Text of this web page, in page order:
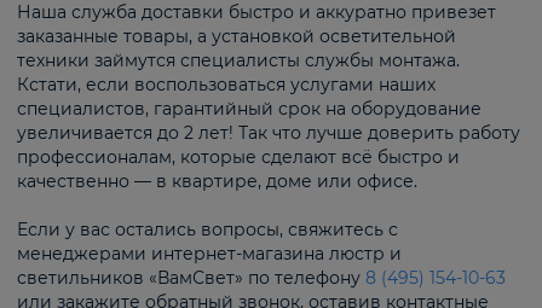
Наша служба доставки быстро и аккуратно привезет
заказанные товары, а установкой осветительной
техники займутся специалисты службы монтажа.
Кстати, если воспользоваться услугами наших
специалистов, гарантийный срок на оборудование
увеличивается до 2 лет! Так что лучше доверить работу
профессионалам, которые сделают всё быстро и
качественно — в квартире, доме или офисе.
Если у вас остались вопросы, свяжитесь с
менеджерами интернет-магазина люстр и
светильников «ВамСвет» по телефону 8 (495) 154-10-63
или закажите обратный звонок, оставив контактные